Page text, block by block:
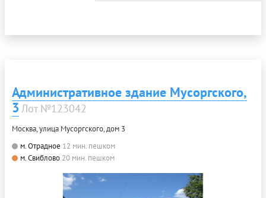
Административное здание Мусоргского,
3 Лот №123042
Москва, улица Мусоргского, дом 3
м. Отрадное 12 мин. пешком
м. Свиблово 20 мин. пешком